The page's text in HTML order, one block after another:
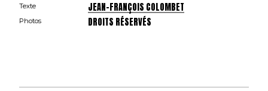
Texte JEAN-FRANÇOIS COLOMBET
Photos DROITS RÉSERVÉS